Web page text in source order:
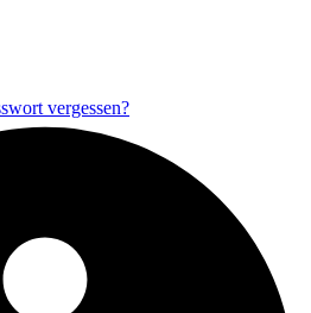
vergessen?